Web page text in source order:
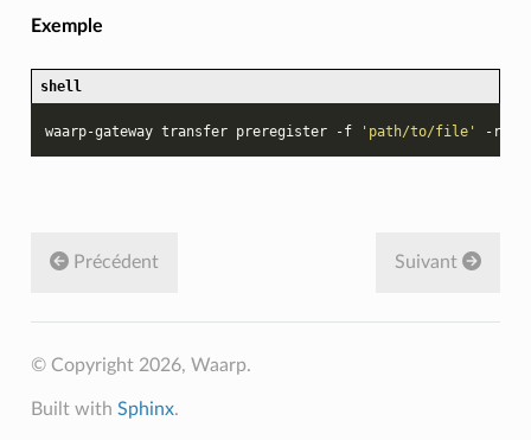
Exemple
shell
waarp-gateway transfer preregister -f 'path/to/file' -r
Suivant
Précédent
© Copyright 2026, Waarp.
Built with Sphinx.